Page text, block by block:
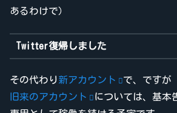
あるわけで）
Twitter復帰しました
その代わり 新アカウント
で、ですが
旧来のアカウント
については、基本